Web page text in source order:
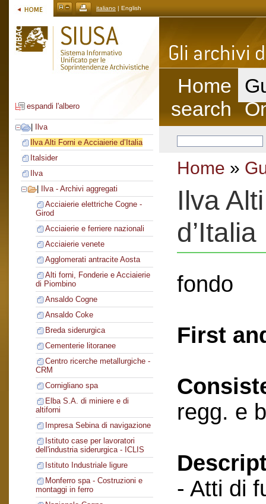
italiano | English
espandi l'albero
Ilva
Ilva Alti Forni e Acciaierie d’Italia
Italsider
Ilva
Ilva - Archivi aggregati
Acciaierie elettriche Cogne -
Girod
Acciaierie e ferriere nazionali
Acciaierie venete
Agglomerati antracite Aosta
Alti forni, Fonderie e Acciaierie
di Piombino
Ansaldo Cogne
Ansaldo Coke
Breda siderurgica
Cementerie litoranee
Centro ricerche metallurgiche -
CRM
Cornigliano spa
Elba S.A. di miniere e di
altiforni
Impresa Sebina di navigazione
Istituto case per lavoratori
dell'industria siderurgica - ICLIS
Istituto Industriale ligure
Monferro spa - Costruzioni e
montaggi in ferro
Home
search
Home »
Ilva
d’Italia
fondo
First
regg. e
- Atti di